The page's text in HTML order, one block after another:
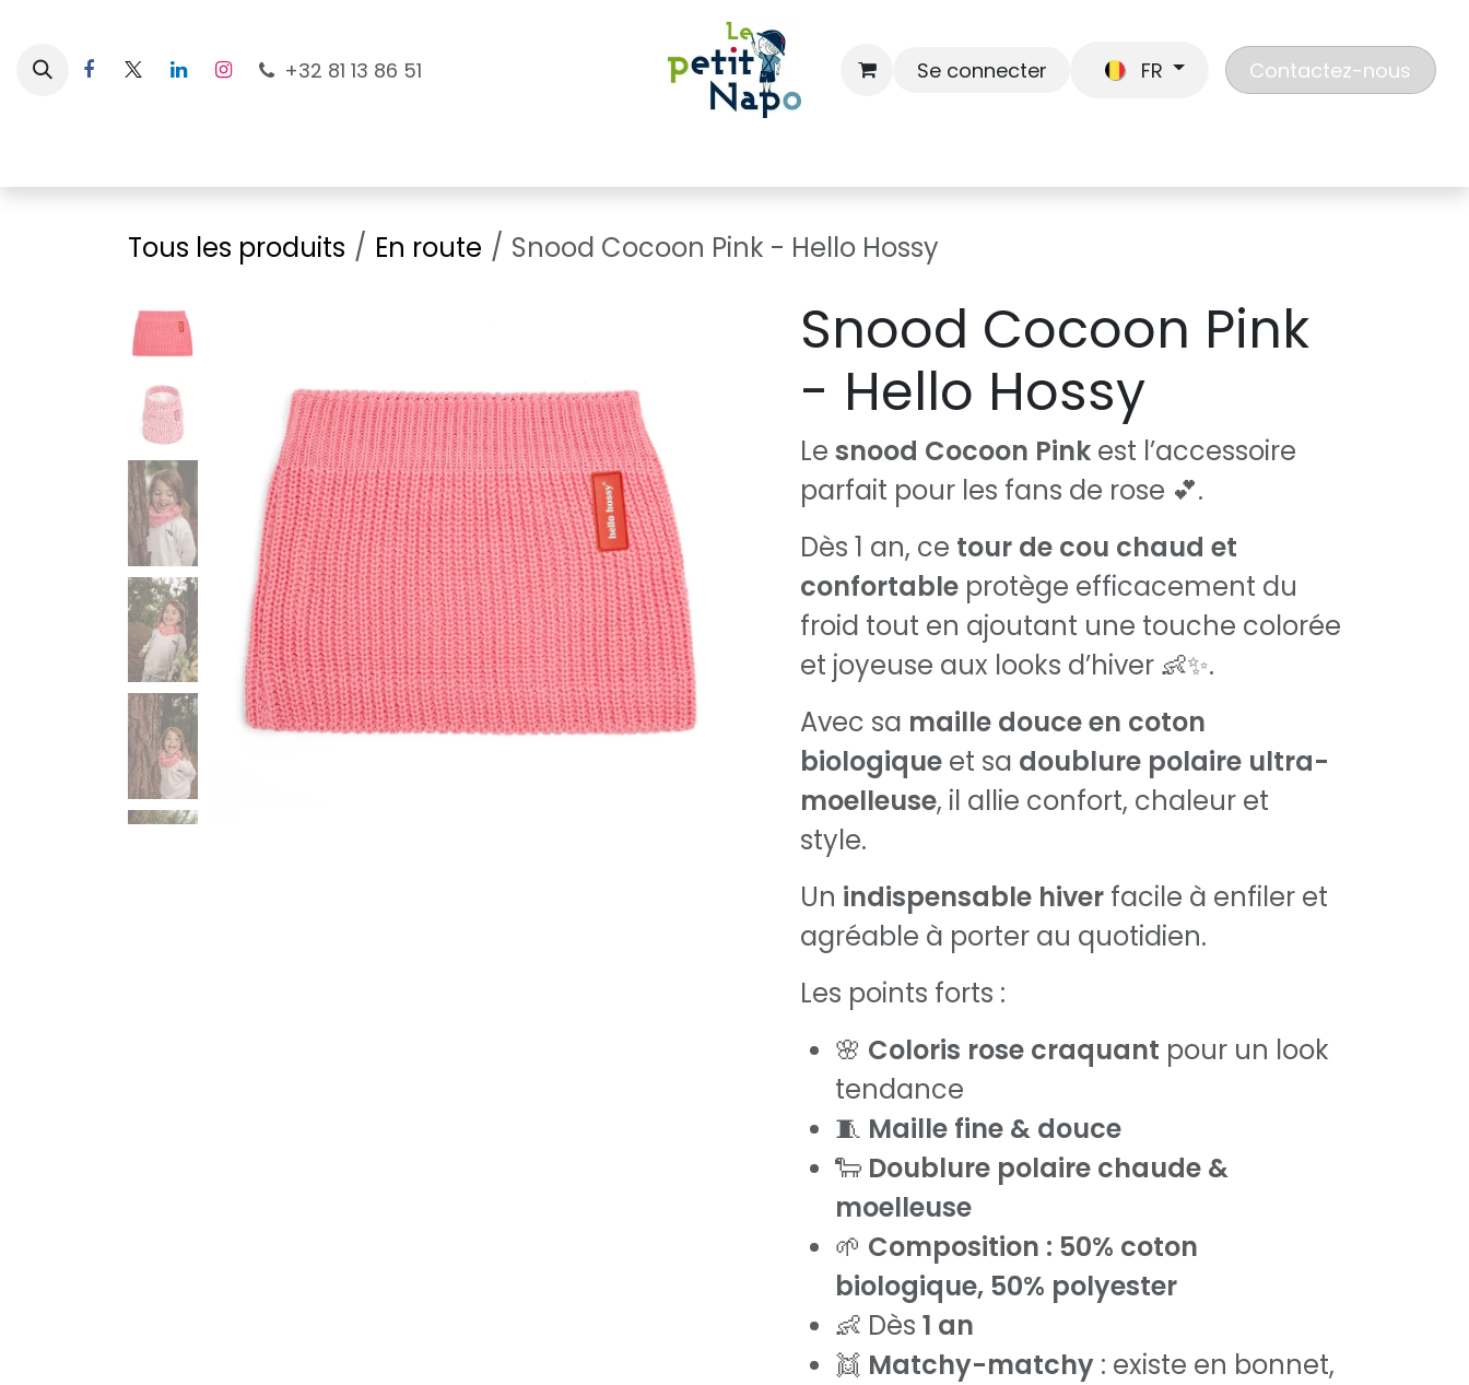
+32 81 13 86 51 Se connecter FR Contactez-nous
Tous les produits En route Snood Cocoon Pink - Hello Hossy
Snood Cocoon Pink
- Hello Hossy
Le snood Cocoon Pink est l’accessoire
parfait pour les fans de rose 💕.
Dès 1 an, ce tour de cou chaud et
confortable protège efficacement du
froid tout en ajoutant une touche colorée
et joyeuse aux looks d’hiver 👶✨.
Avec sa maille douce en coton
biologique et sa doublure polaire ultra-
moelleuse, il allie confort, chaleur et
style.
Un indispensable hiver facile à enfiler et
agréable à porter au quotidien.
Les points forts :
🌸 Coloris rose craquant pour un look
tendance
🧵 Maille fine & douce
🐑 Doublure polaire chaude &
moelleuse
🌱 Composition : 50% coton
biologique, 50% polyester
👶 Dès 1 an
👯 Matchy-matchy : existe en bonnet,